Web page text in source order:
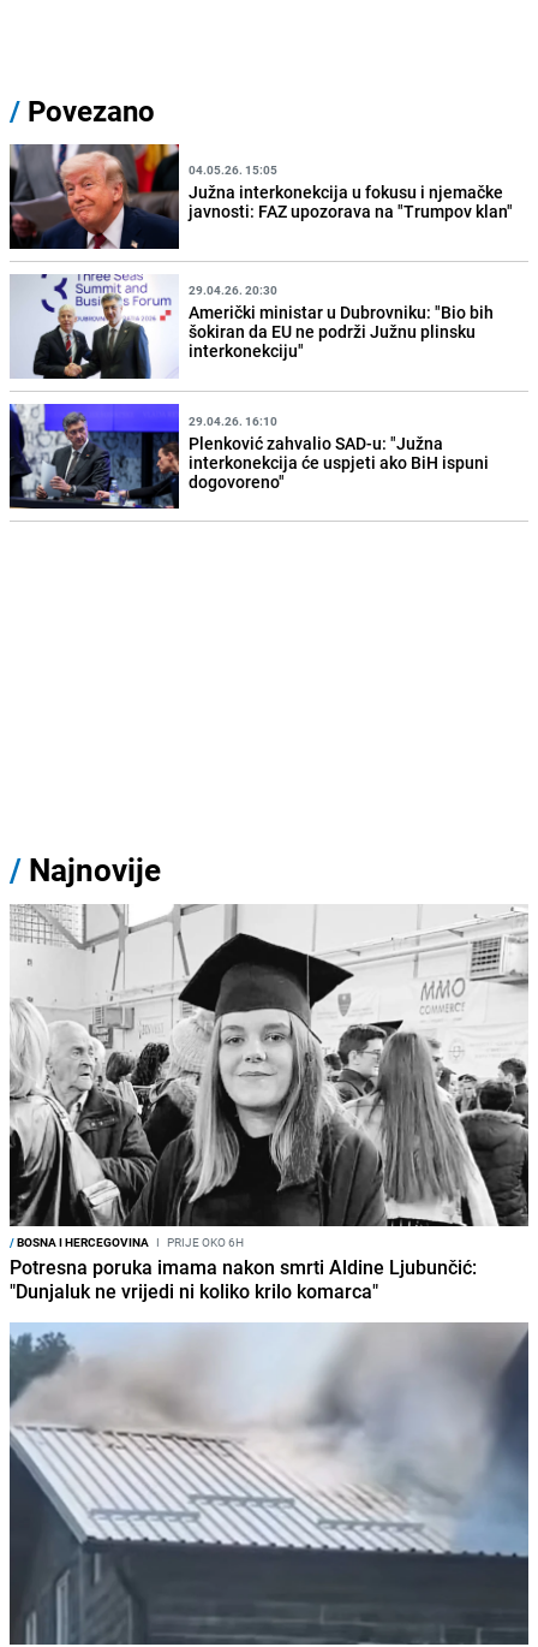
/ Povezano
04.05.26. 15:05
Južna interkonekcija u fokusu i njemačke
javnosti: FAZ upozorava na "Trumpov klan"
29.04.26. 20:30
Američki ministar u Dubrovniku: "Bio bih
šokiran da EU ne podrži Južnu plinsku
interkonekciju"
29.04.26. 16:10
Plenković zahvalio SAD-u: "Južna
interkonekcija će uspjeti ako BiH ispuni
dogovoreno"
/ Najnovije
/BOSNA I HERCEGOVINA I PRIJE OKO 6H
Potresna poruka imama nakon smrti Aldine Ljubunčić:
"Dunjaluk ne vrijedi ni koliko krilo komarca"